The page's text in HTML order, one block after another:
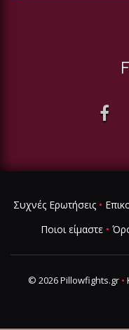
Συχνές Ερωτήσεις•
Ποιοι είμαστε •
© 2026 Pillowfights.gr •